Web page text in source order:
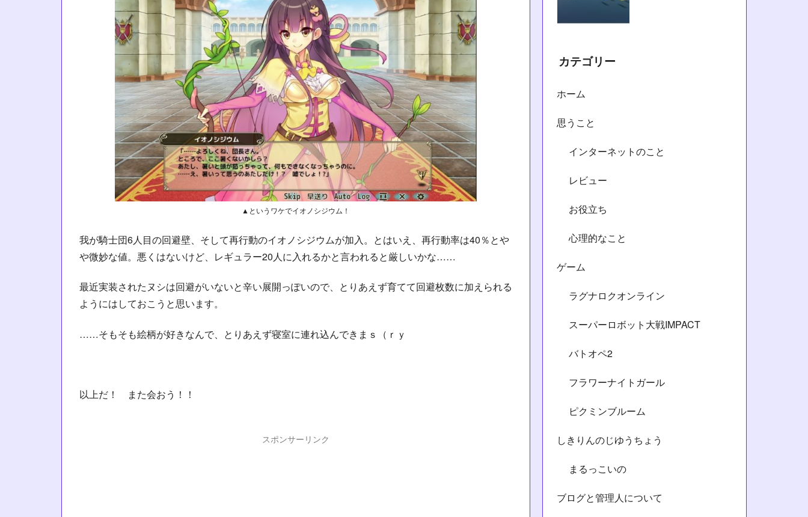
▲というワケでイオノシジウム！
我が騎士団6人目の回避壁、そして再行動のイオノシジウムが加入。とはいえ、再行動率は40％とや
や微妙な値。悪くはないけど、レギュラー20人に入れるかと言われると厳しいかな……
最近実装されたヌシは回避がいないと辛い展開っぽいので、とりあえず育てて回避枚数に加えられる
ようにはしておこうと思います。
……そもそも絵柄が好きなんで、とりあえず寝室に連れ込んできまｓ（ｒｙ
以上だ！ また会おう！！
スポンサーリンク
カテゴリー
ホーム
思うこと
インターネットのこと
レビュー
お役立ち
心理的なこと
ゲーム
ラグナロクオンライン
スーパーロボット大戦IMPACT
バトオペ2
フラワーナイトガール
ピクミンブルーム
しきりんのじゆうちょう
まるっこいの
ブログと管理人について